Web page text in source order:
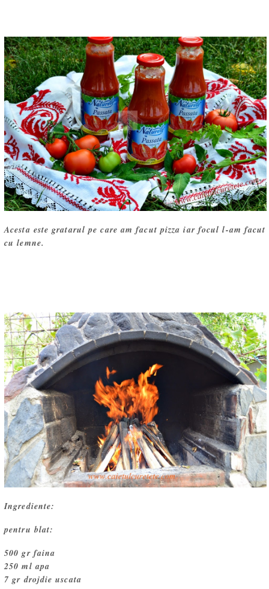
Acesta este gratarul pe care am facut pizza iar focul l-am facut
cu lemne.
Ingrediente:
pentru blat:
500 gr faina
250 ml apa
7 gr drojdie uscata